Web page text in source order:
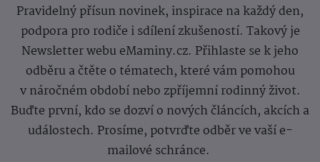
Pravidelný přísun novinek, inspirace na každý den,
podpora pro rodiče i sdílení zkušeností. Takový je
Newsletter webu eMaminy.cz. Přihlaste se k jeho
odběru a čtěte o tématech, které vám pomohou
v náročném období nebo zpříjemní rodinný život.
Buďte první, kdo se dozví o nových článcích, akcích a
událostech. Prosíme, potvrďte odběr ve vaší e-
mailové schránce.